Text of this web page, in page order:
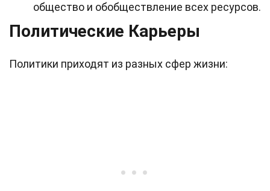
общество и обобществление всех ресурсов.
Политические Карьеры
Политики приходят из разных сфер жизни: